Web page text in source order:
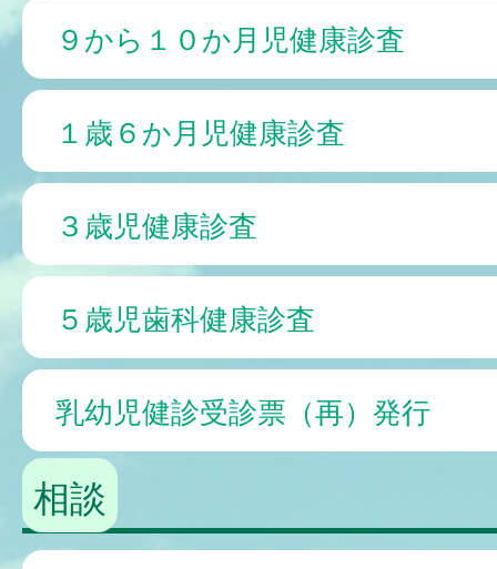
９から１０か月児健康診査
１歳６か月児健康診査
３歳児健康診査
５歳児歯科健康診査
乳幼児健診受診票（再）発行
相談